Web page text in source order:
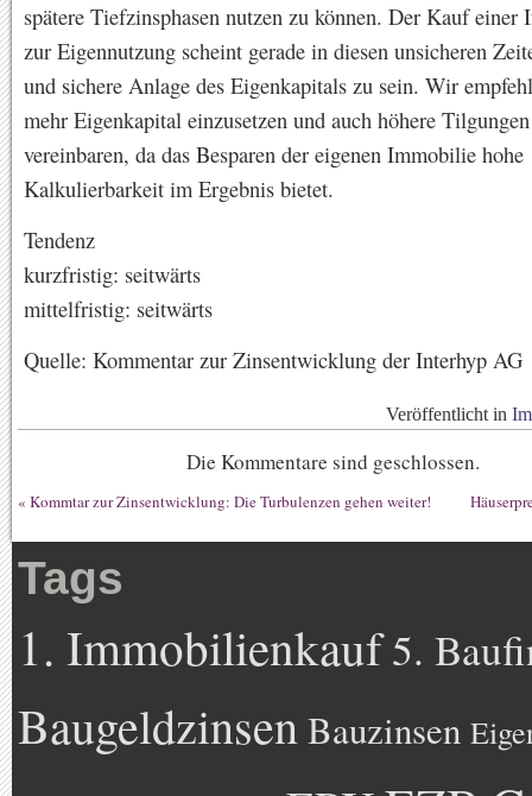
spätere Tiefzinsphasen nutzen zu können. Der Kauf einer
zur Eigennutzung scheint gerade in diesen unsicheren
und sichere Anlage des Eigenkapitals zu sein. Wir
mehr Eigenkapital einzusetzen und auch höhere
vereinbaren, da das Besparen der eigenen Immobilie hohe
Kalkulierbarkeit im Ergebnis bietet.
Tendenz
kurzfristig: seitwärts
mittelfristig: seitwärts
Quelle: Kommentar zur Zinsentwicklung der Interhyp AG
Veröffentlicht in
Die Kommentare sind geschlossen.
« Kommtar zur Zinsentwicklung: Die Turbulenzen gehen weiter!
Tags
1. Immobilienkauf5.
BaugeldzinsenBauzinsen